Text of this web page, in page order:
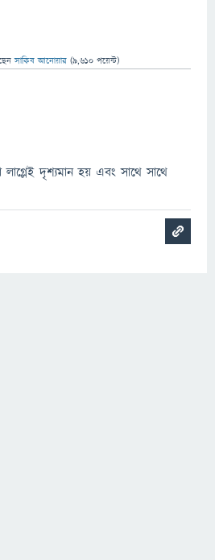
সাকিব আনোয়ার (9,610 পয়েন্ট)
দৃশ্যমান হয় এবং সাথে সাথে